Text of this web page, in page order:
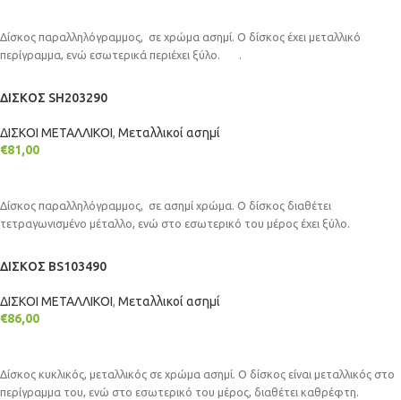
Δίσκος παραλληλόγραμμος, σε χρώμα ασημί. Ο δίσκος έχει μεταλλικό
περίγραμμα, ενώ εσωτερικά περιέχει ξύλο. .
ΔΙΣΚΟΣ SH203290
ΔΙΣΚΟΙ ΜΕΤΑΛΛΙΚΟΙ, Μεταλλικοί ασημί
€81,00
Δίσκος παραλληλόγραμμος, σε ασημί χρώμα. Ο δίσκος διαθέτει
τετραγωνισμένο μέταλλο, ενώ στο εσωτερικό του μέρος έχει ξύλο.
ΔΙΣΚΟΣ BS103490
ΔΙΣΚΟΙ ΜΕΤΑΛΛΙΚΟΙ, Μεταλλικοί ασημί
€86,00
Δίσκος κυκλικός, μεταλλικός σε χρώμα ασημί. Ο δίσκος είναι μεταλλικός στο
περίγραμμα του, ενώ στο εσωτερικό του μέρος, διαθέτει καθρέφτη.